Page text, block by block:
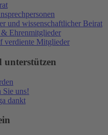
und wissenschaftlicher Beirat
Ehrenmitglieder
verdiente Mitglieder
unterstützen
Sie uns!
dankt